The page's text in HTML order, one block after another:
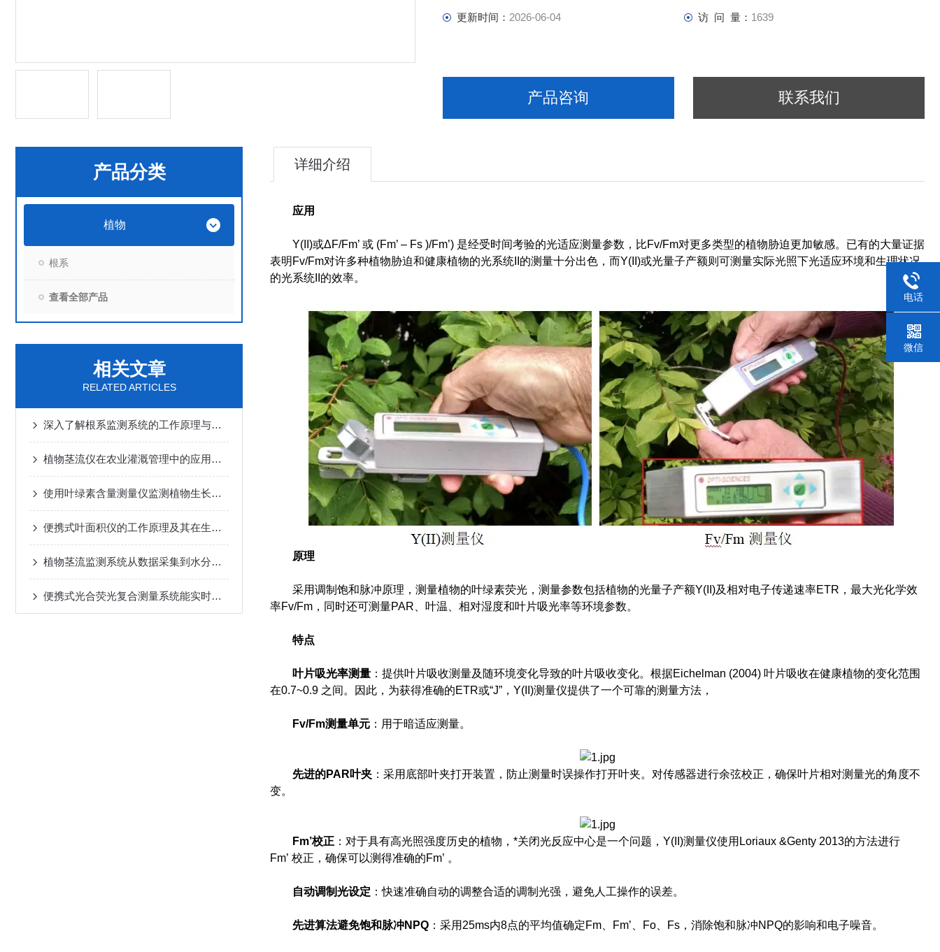
更新时间： 2026-06-04 访 问 量： 1639
产品咨询 联系我们
产品分类
植物
根系
查看全部产品
相关文章
RELATED ARTICLES
深入了解根系监测系统的工作原理与技术
植物茎流仪在农业灌溉管理中的应用说明
使用叶绿素含量测量仪监测植物生长与环境变化
便携式叶面积仪的工作原理及其在生态学中的作用
植物茎流监测系统从数据采集到水分调控的全程管理
便携式光合荧光复合测量系统能实时监测植物光合作用与荧光特性
详细介绍
应用
Y(II)或ΔF/Fm’ 或 (Fm’ – Fs )/Fm’) 是经受时间考验的光适应测量参数，比Fv/Fm对更多类型的植物胁迫更加敏感。已有的大量证据
表明Fv/Fm对许多种植物胁迫和健康植物的光系统II的测量十分出色，而Y(II)或光量子产额则可测量实际光照下光适应环境和生理状况
的光系统II的效率。
原理
采用调制饱和脉冲原理，测量植物的叶绿素荧光，测量参数包括植物的光量子产额Y(II)及相对电子传递速率ETR，最大光化学效
率Fv/Fm，同时还可测量PAR、叶温、相对湿度和叶片吸光率等环境参数。
特点
叶片吸光率测量 ：提供叶片吸收测量及随环境变化导致的叶片吸收变化。根据Eichelman (2004) 叶片吸收在健康植物的变化范围
在0.7~0.9 之间。因此，为获得准确的ETR或“J”，Y(II)测量仪提供了一个可靠的测量方法，
Fv/Fm测量单元 ：用于暗适应测量。
先进的PAR叶夹 ：采用底部叶夹打开装置，防止测量时误操作打开叶夹。对传感器进行余弦校正，确保叶片相对测量光的角度不
变。
Fm’校正 ：对于具有高光照强度历史的植物，*关闭光反应中心是一个问题，Y(II)测量仪使用Loriaux &Genty 2013的方法进行
Fm’ 校正，确保可以测得准确的Fm’ 。
自动调制光设定 ：快速准确自动的调整合适的调制光强，避免人工操作的误差。
先进算法避免饱和脉冲NPQ ：采用25ms内8点的平均值确定Fm、Fm’、Fo、Fs，消除饱和脉冲NPQ的影响和电子噪音。
电话
微信